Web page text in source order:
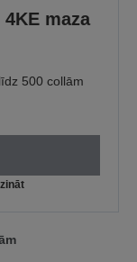
maza
500 collām